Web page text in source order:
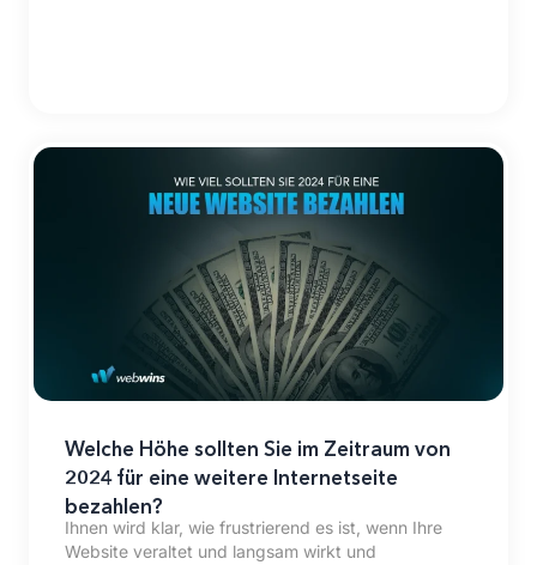
Welche Höhe sollten Sie im Zeitraum von
2024 für eine weitere Internetseite
bezahlen?
Ihnen wird klar, wie frustrierend es ist, wenn Ihre
Website veraltet und langsam wirkt und